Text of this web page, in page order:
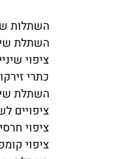
השתלות
השתלת
ציפוי
כתרי
השתלת
ציפויים
ציפוי
ציפוי